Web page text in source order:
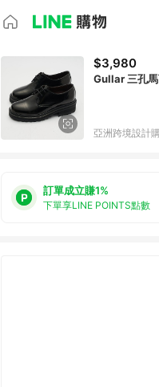
$3,980
Gullar 三孔
亞洲跨境設計
訂單成立賺1%
下單享LINE POINTS點數